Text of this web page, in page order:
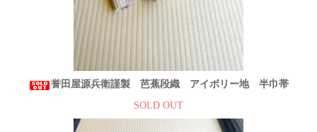
誉田屋源兵衛謹製 芭蕉段織 アイボリー地 半巾帯
SOLD OUT